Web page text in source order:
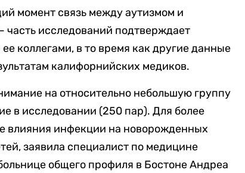
момент связь между аутизмом и
часть исследований подтверждает
коллегами, в то время как другие данные
калифорнийских медиков.
на относительно небольшую группу
в исследовании (250 пар). Для более
влияния инфекции на новорожденных
заявила специалист по медицине
общего профиля в Бостоне Андреа